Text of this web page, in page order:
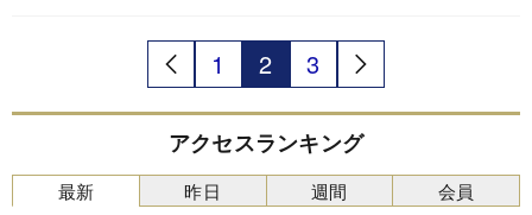
英オックスフォード大と米コロンビア大の違いと
1 2 3
アクセスランキング
最新 昨日 週間 会員